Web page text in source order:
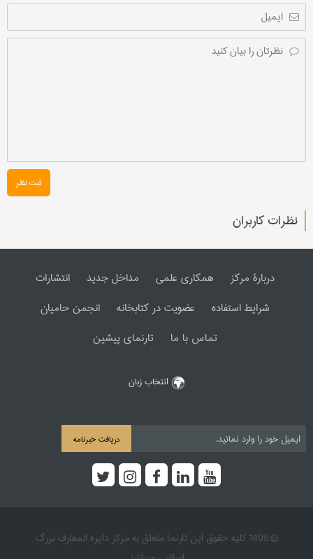
ثبت نظر
نظرات کاربران
دربارۀ مرکز همکاری علمی مداخل جدید
انتشارات
شرایط استفاده
عضویت در کتابخانه
انجمن حامیان
تماس با ما
تارنمای پیشین
انتخاب زبان
دریافت خبرنامه
© 1405 کلیه حقوق این تارنما متعلق به مرکز دایره المعارف بزرگ